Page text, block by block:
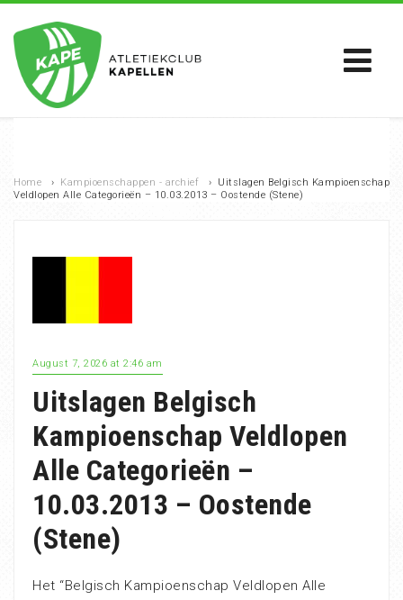
Home › Kampioenschappen - archief › Uitslagen Belgisch Kampioenschap
Veldlopen Alle Categorieën – 10.03.2013 – Oostende (Stene)
August 7, 2026 at 2:46 am
Uitslagen Belgisch
Kampioenschap Veldlopen
Alle Categorieën –
10.03.2013 – Oostende
(Stene)
Het “Belgisch Kampioenschap Veldlopen Alle